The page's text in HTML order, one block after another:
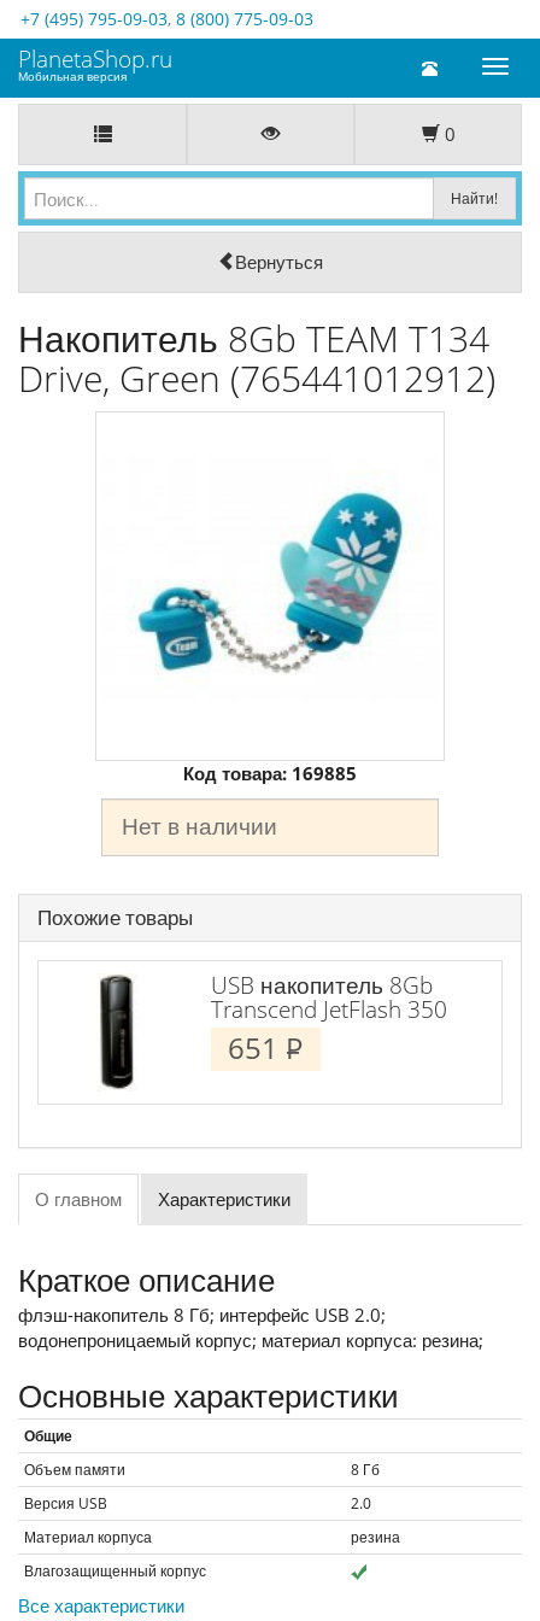
+7 (495) 795-09-03, 8 (800) 775-09-03
Toggle
PlanetaShop.ru
Мобильная версия
0
Вернуться
Накопитель 8Gb TEAM T134
Drive, Green (765441012912)
Код товара: 169885
Нет в наличии
Похожие товары
USB накопитель 8Gb
Transcend JetFlash 350
651 P
О главном Характеристики
Краткое описание
флэш-накопитель 8 Гб; интерфейс USB 2.0;
водонепроницаемый корпус; материал корпуса: резина;
Основные характеристики
Общие
Объем памяти
8 Гб
Версия USB
2.0
Материал корпуса
резина
Влагозащищенный корпус
Все характеристики